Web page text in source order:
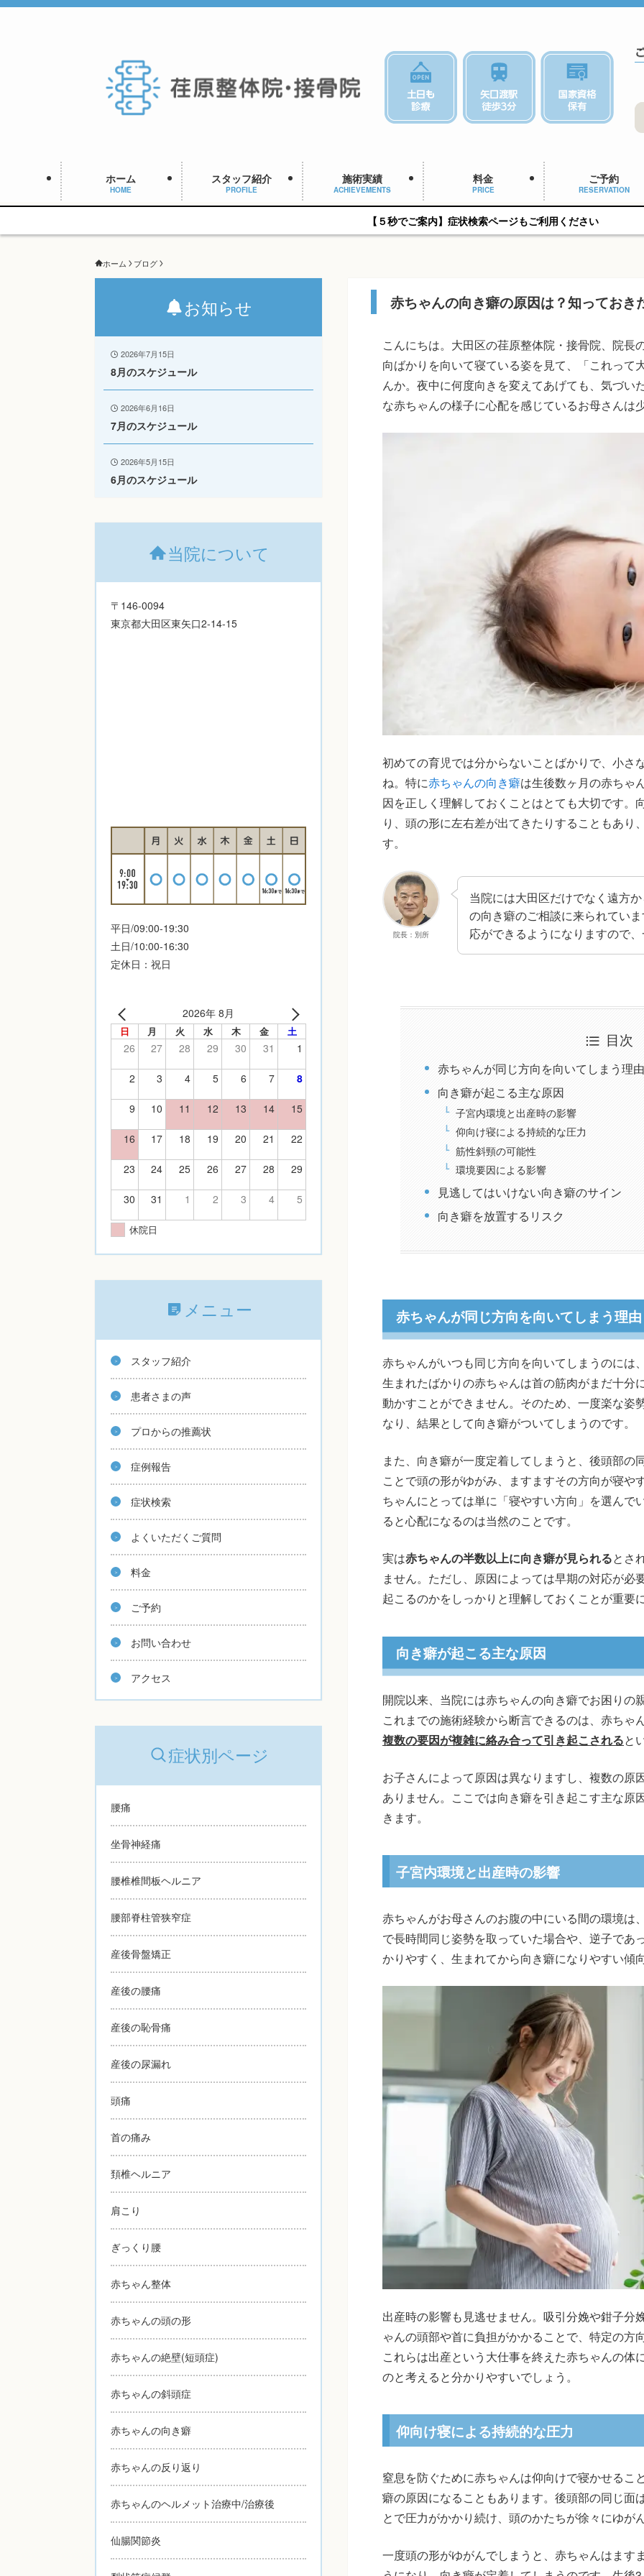
ホーム
HOME
スタッフ紹介
PROFILE
施術実績
ACHIEVEMENTS
料金
PRICE
ご予約
RESERVATION
【５秒でご案内】症状検索ページもご利用ください
ホーム ブログ
赤ちゃんの向き癖の原因は？知っておき
こんにちは。大田区の荏原整体院・接骨院、院長
向ばかりを向いて寝ている姿を見て、「これって
んか。夜中に何度向きを変えてあげても、気づい
な赤ちゃんの様子に心配を感じているお母さんは
初めての育児では分からないことばかりで、小さ
ね。特に赤ちゃんの向き癖は生後数ヶ月の赤ちゃ
因を正しく理解しておくことはとても大切です。
り、頭の形に左右差が出てきたりすることもあり
す。
院長：別所
当院には大田区だけでなく遠方
の向き癖のご相談に来られてい
応ができるようになりますので
目次
赤ちゃんが同じ方向を向いてしまう理
向き癖が起こる主な原因
子宮内環境と出産時の影響
仰向け寝による持続的な圧力
筋性斜頸の可能性
環境要因による影響
見逃してはいけない向き癖のサイン
向き癖を放置するリスク
赤ちゃんが同じ方向を向いてしまう理由
赤ちゃんがいつも同じ方向を向いてしまうのには
生まれたばかりの赤ちゃんは首の筋肉がまだ十分
動かすことができません。そのため、一度楽な姿
なり、結果として向き癖がついてしまうのです。
また、向き癖が一度定着してしまうと、後頭部の
ことで頭の形がゆがみ、ますますその方向が寝や
ちゃんにとっては単に「寝やすい方向」を選んで
ると心配になるのは当然のことです。
実は赤ちゃんの半数以上に向き癖が見られるとさ
ません。ただし、原因によっては早期の対応が必
起こるのかをしっかりと理解しておくことが重要
向き癖が起こる主な原因
開院以来、当院には赤ちゃんの向き癖でお困りの
これまでの施術経験から断言できるのは、赤ちゃ
複数の要因が複雑に絡み合って引き起こされると
お子さんによって原因は異なりますし、複数の原
ありません。ここでは向き癖を引き起こす主な原
きます。
子宮内環境と出産時の影響
赤ちゃんがお母さんのお腹の中にいる間の環境は
で長時間同じ姿勢を取っていた場合や、逆子であ
かりやすく、生まれてから向き癖になりやすい傾
出産時の影響も見逃せません。吸引分娩や鉗子分
ゃんの頭部や首に負担がかかることで、特定の方
これらは出産という大仕事を終えた赤ちゃんの体
のと考えると分かりやすいでしょう。
仰向け寝による持続的な圧力
窒息を防ぐために赤ちゃんは仰向けで寝かせるこ
癖の原因になることもあります。後頭部の同じ面
とで圧力がかかり続け、頭のかたちが徐々にゆが
一度頭の形がゆがんでしまうと、赤ちゃんはます
お知らせ
2026年7月15日
8月のスケジュール
2026年6月16日
7月のスケジュール
2026年5月15日
6月のスケジュール
当院について
〒146-0094
東京都大田区東矢口2-14-15
平日/09:00-19:30
土日/10:00-16:30
定休日：祝日
2026年 8月
日 月 火 水 木 金 土
26 27 28 29 30 31 1
2 3 4 5 6 7 8
9 10 11 12 13 14 15
16 17 18 19 20 21 22
23 24 25 26 27 28 29
30 31 1 2 3 4 5
休院日
メニュー
スタッフ紹介
患者さまの声
プロからの推薦状
症例報告
症状検索
よくいただくご質問
料金
ご予約
お問い合わせ
アクセス
症状別ページ
腰痛
坐骨神経痛
腰椎椎間板ヘルニア
腰部脊柱管狭窄症
産後骨盤矯正
産後の腰痛
産後の恥骨痛
産後の尿漏れ
頭痛
首の痛み
頚椎ヘルニア
肩こり
ぎっくり腰
赤ちゃん整体
赤ちゃんの頭の形
赤ちゃんの絶壁(短頭症)
赤ちゃんの斜頭症
赤ちゃんの向き癖
赤ちゃんの反り返り
赤ちゃんのヘルメット治療中/治療後
仙腸関節炎